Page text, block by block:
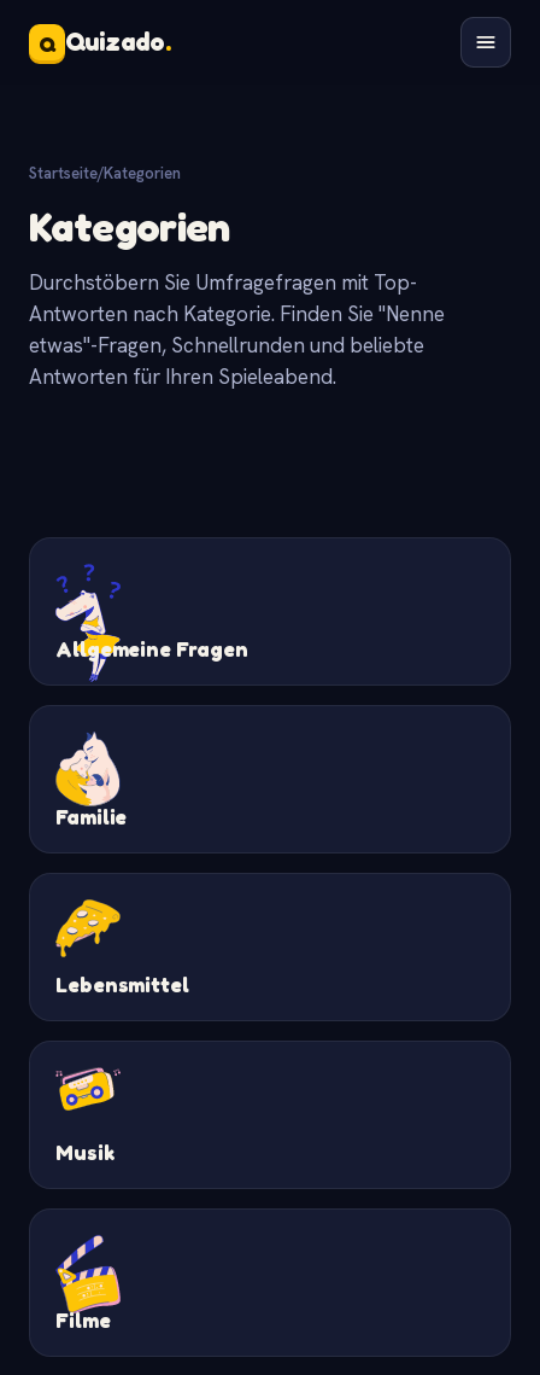
Q Quizado.
Startseite/Kategorien
Kategorien
Durchstöbern Sie Umfragefragen mit Top-
Antworten nach Kategorie. Finden Sie "Nenne
etwas"-Fragen, Schnellrunden und beliebte
Antworten für Ihren Spieleabend.
Allgemeine Fragen
Familie
Lebensmittel
Musik
Filme